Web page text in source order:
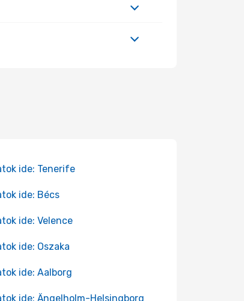
ide: Tenerife
ide: Bécs
ide: Velence
ide: Oszaka
ide: Aalborg
ide: Ängelholm-Helsingborg